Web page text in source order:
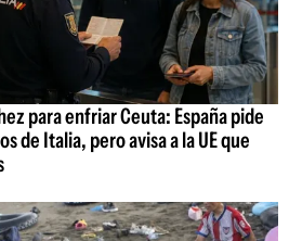
para enfriar Ceuta: España pide
de Italia, pero avisa a la UE que